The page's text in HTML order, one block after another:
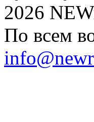
2026
По всем